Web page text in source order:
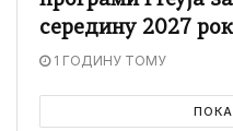
середину 2027
1 ГОДИНУ ТОМУ